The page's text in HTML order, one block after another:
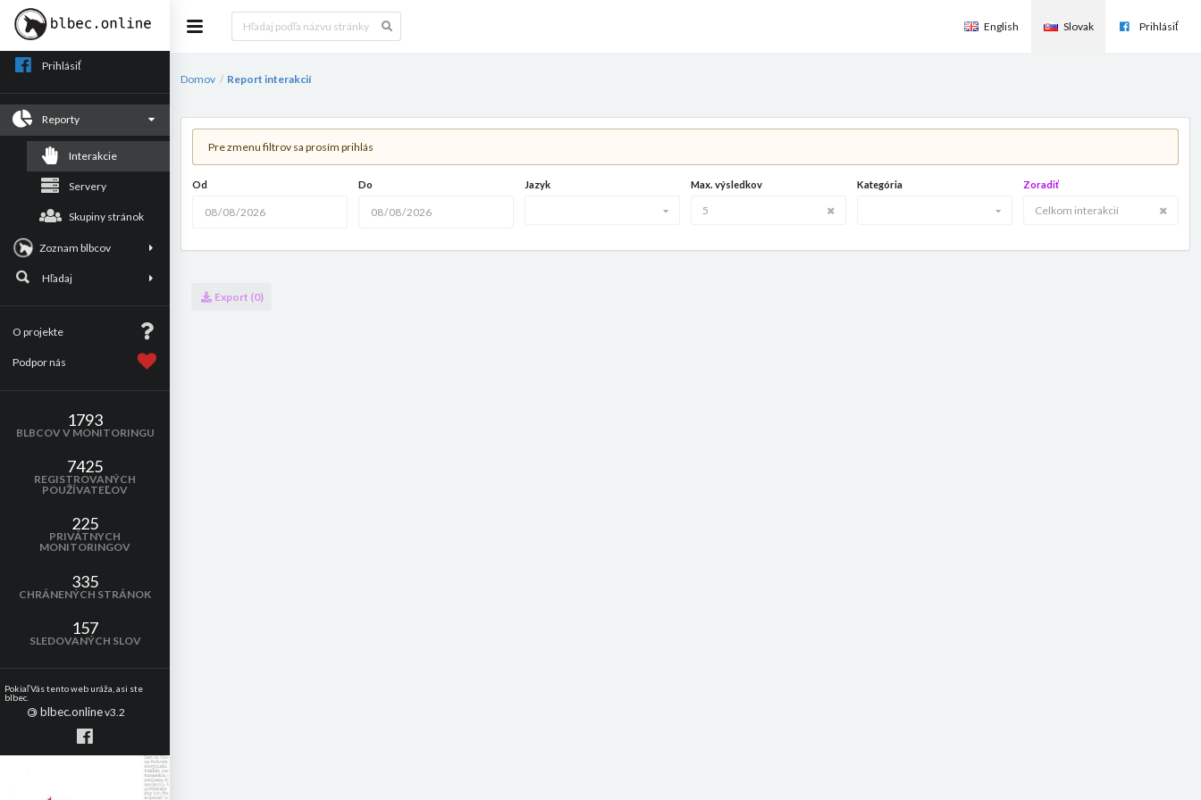
Prihlásiť
Reporty
Interakcie
Servery
Skupiny stránok
Zoznam blbcov
Hľadaj
O projekte
Podpor nás
1793
BLBCOV V MONITORINGU
7425
REGISTROVANÝCH
POUŽÍVATEĽOV
225
PRIVÁTNYCH
MONITORINGOV
335
CHRÁNENÝCH STRÁNOK
157
SLEDOVANÝCH SLOV
Pokiaľ Vás tento web uráža, asi ste
blbec.
© blbec.onlinev3.2
English Slovak Prihlásiť
Domov / Report interakcií
Pre zmenu filtrov sa prosím prihlás
Od Do Jazyk Max. výsledkov
5
Kategória Zoradiť
Celkom interakcií
Export (0)